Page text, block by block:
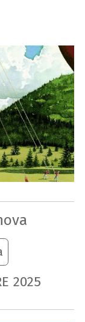
2025